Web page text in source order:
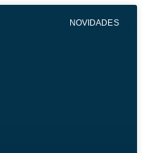
NOVIDADES